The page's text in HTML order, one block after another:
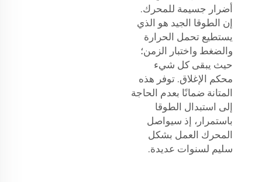
أضرار جسيمة للمحرك.
إن الطوقا الجيد هو الذي
يستطيع تحمل الحرارة
والضغط واختبار الزمن؛
حيث يبقى كل شيء
محكم الإغلاق. توفر هذه
المتانة ضمانًا بعدم الحاجة
إلى استبدال الطوقا
باستمرار، إذ سيواصل
المحرك العمل بشكل
سليم لسنوات عديدة.